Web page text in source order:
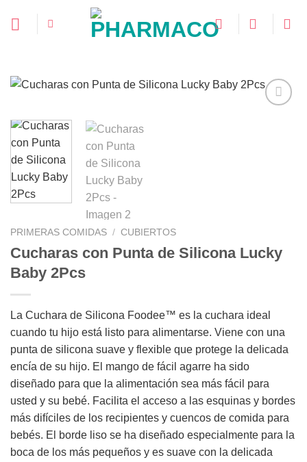
PRIMERAS COMIDAS / CUBIERTOS
Cucharas con Punta de Silicona Lucky
Baby 2Pcs
La Cuchara de Silicona Foodee™ es la cuchara ideal
cuando tu hijo está listo para alimentarse. Viene con una
punta de silicona suave y flexible que protege la delicada
encía de su hijo. El mango de fácil agarre ha sido
diseñado para que la alimentación sea más fácil para
usted y su bebé. Facilita el acceso a las esquinas y bordes
más difíciles de los recipientes y cuencos de comida para
bebés. El borde liso se ha diseñado especialmente para la
boca de los más pequeños y es suave con la delicada